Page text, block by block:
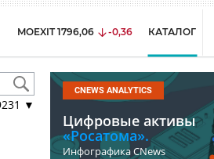
MOEXIT 1796,06 -0,36 КАТАЛОГ
▼
CNEWS ANALYTICS
Цифровые активы
«Росатома».
Инфографика CNews